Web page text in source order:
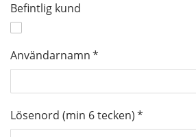
Befintlig kund
Användarnamn*
Lösenord (min 6 tecken)*